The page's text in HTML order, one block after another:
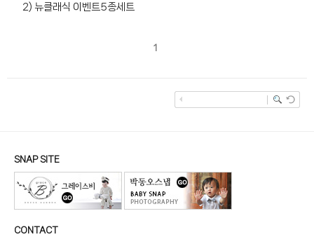
2) 뉴클래식 이벤트5종세트
1
SNAP SITE
CONTACT